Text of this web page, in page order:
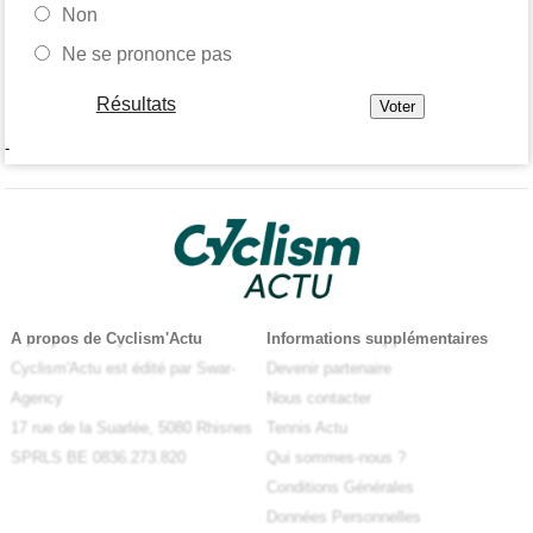
Non
Ne se prononce pas
Résultats
-
A propos de Cyclism'Actu
Cyclism'Actu est édité par Swar-
Agency
17 rue de la Suarlée, 5080 Rhisnes
SPRLS BE 0836.273.820
Informations supplémentaires
Devenir partenaire
Nous contacter
Tennis Actu
Qui sommes-nous ?
Conditions Générales
Données Personnelles